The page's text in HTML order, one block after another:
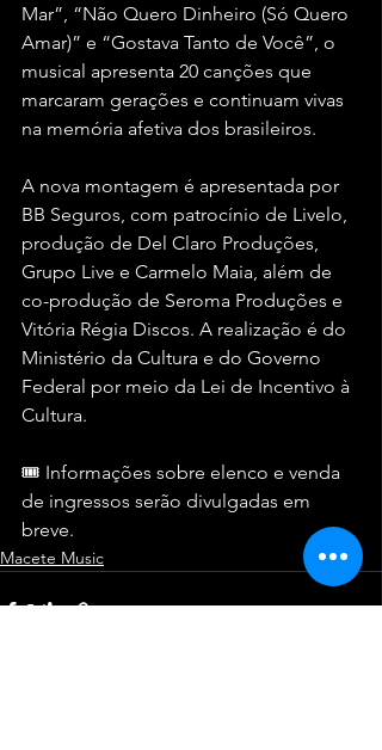
Mar”, “Não Quero Dinheiro (Só Quero
Amar)” e “Gostava Tanto de Você”, o
musical apresenta 20 canções que
marcaram gerações e continuam vivas
na memória afetiva dos brasileiros.
A nova montagem é apresentada por
BB Seguros, com patrocínio de Livelo,
produção de Del Claro Produções,
Grupo Live e Carmelo Maia, além de
co-produção de Seroma Produções e
Vitória Régia Discos. A realização é do
Ministério da Cultura e do Governo
Federal por meio da Lei de Incentivo à
Cultura.
🎟️ Informações sobre elenco e venda
de ingressos serão divulgadas em
breve.
Macete Music